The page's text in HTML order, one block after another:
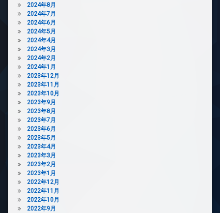
防
犯
カ
メ
ラ
2024年8月
2024年7月
2024年6月
2024年5月
2024年4月
2024年3月
2024年2月
2024年1月
2023年12月
2023年11月
2023年10月
2023年9月
2023年8月
2023年7月
2023年6月
2023年5月
2023年4月
2023年3月
2023年2月
2023年1月
2022年12月
2022年11月
2022年10月
2022年9月